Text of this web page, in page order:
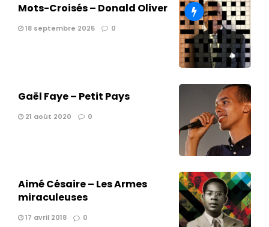
Mots-Croisés – Donald Oliver
18 septembre 2025 0
Gaël Faye – Petit Pays
21 août 2020 0
Aimé Césaire – Les Armes
miraculeuses
17 avril 2018 0